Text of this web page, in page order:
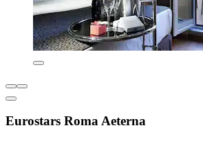
Eurostars Roma Aeterna